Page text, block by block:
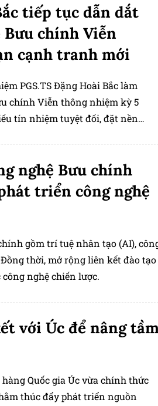
tiếp tục dẫn dắt
Bưu chính Viễn
cạnh tranh mới
PGS.TS Đặng Hoài Bắc làm
chính Viễn thông nhiệm kỳ 5
tín nhiệm tuyệt đối, đặt nền
nghệ Bưu chính
triển công nghệ
gồm trí tuệ nhân tạo (AI),
thời, mở rộng liên kết đào tạo
nghệ chiến lược.
với Úc để nâng
Quốc gia Úc vừa chính thức
thúc đẩy phát triển nguồn